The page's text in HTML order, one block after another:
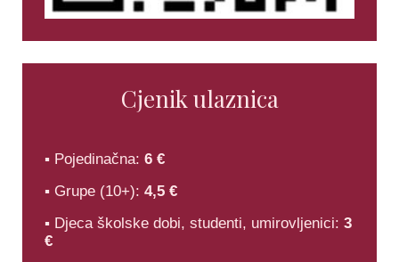
Cjenik ulaznica
▪ Pojedinačna: 6 €
▪ Grupe (10+): 4,5 €
▪ Djeca školske dobi, studenti, umirovljenici: 3
€